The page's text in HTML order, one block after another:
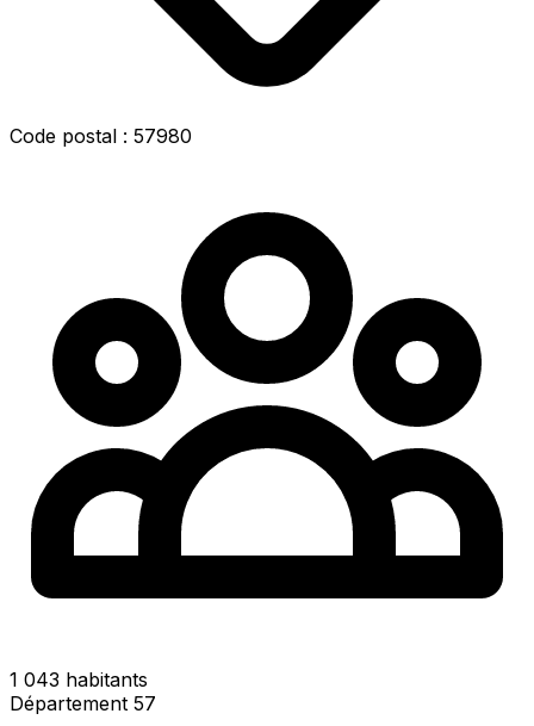
Code postal : 57980
1 043 habitants
Département 57